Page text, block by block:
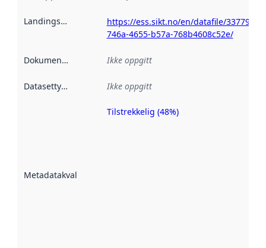
Landingsside
https://ess.sikt.no/en/datafile/
746a-4655-b57a-768b4608c52e/
Dokumentasjon Ikke oppgitt
Datasettype Ikke oppgitt
Metadatakvalitet
Metadatakvalitet
Tilstrekkelig (48%)